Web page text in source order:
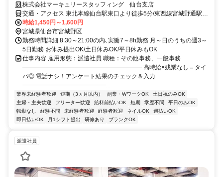
株式会社マーキュリースタッフィング 仙台支店
交通・アクセス 東北本線仙台駅東口より徒歩5分/東西線宮城野通駅よ
り徒歩10分/南北線広瀬通駅より徒歩13分
時給1,450円～1,600円
宮城県仙台市宮城野区
勤務時間詳細 8:30～21:00の内､実働7～8h勤務 月～日のうちの週3～
5日勤務 お休み提出OK/土日休みOK/平日休みもOK
仕事内容 雇用形態：派遣社員 職種：その他事務、一般事務
━━━━━━━━━━━━━━━━━━━━ 高時給×残業なし＝タイ
パ◎ 電話ナシ！アンケート結果のチェック＆入力
━━━━━━━━━━━━━━...
業界未経験者歓迎 短期（3ヵ月以内） 副業・WワークOK
土日祝のみOK
主婦・主夫歓迎
フリーター歓迎 給料前払いOK 短期 学歴不問
平日のみOK
転勤なし
経験不問 未経験者歓迎 経験者歓迎 ネイルOK
週払いOK
即日払いOK
月1シフト提出 研修あり ブランクOK
派遣社員